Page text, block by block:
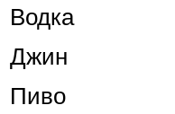
Водка
Джин
Пиво